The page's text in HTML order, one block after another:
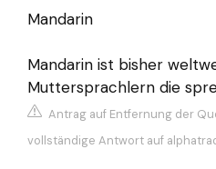
Mandarin
Mandarin ist bisher
Muttersprachlern die
Antrag auf Entfernung der
vollständige Antwort auf